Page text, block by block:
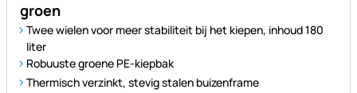
groen
Twee wielen voor meer stabiliteit bij het kiepen, inhoud 180
liter
Robuuste groene PE-kiepbak
Thermisch verzinkt, stevig stalen buizenframe